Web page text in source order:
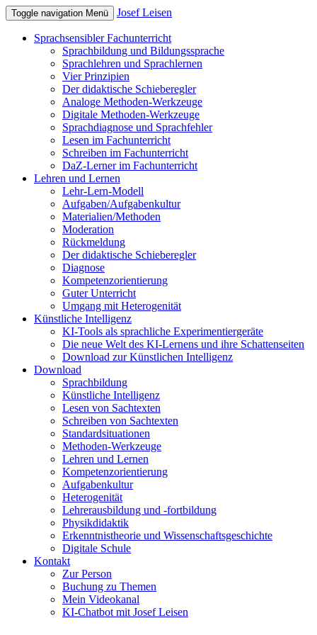
Toggle navigation Menü Josef Leisen
Sprachsensibler Fachunterricht
Sprachbildung und Bildungssprache
Sprachlehren und Sprachlernen
Vier Prinzipien
Der didaktische Schieberegler
Analoge Methoden-Werkzeuge
Digitale Methoden-Werkzeuge
Sprachdiagnose und Sprachfehler
Lesen im Fachunterricht
Schreiben im Fachunterricht
DaZ-Lerner im Fachunterricht
Lehren und Lernen
Lehr-Lern-Modell
Aufgaben/Aufgabenkultur
Materialien/Methoden
Moderation
Rückmeldung
Der didaktische Schieberegler
Diagnose
Kompetenzorientierung
Guter Unterricht
Umgang mit Heterogenität
Künstliche Intelligenz
KI-Tools als sprachliche Experimentiergeräte
Die neue Welt des KI-Lernens und ihre Schattenseiten
Download zur Künstlichen Intelligenz
Download
Sprachbildung
Künstliche Intelligenz
Lesen von Sachtexten
Schreiben von Sachtexten
Standardsituationen
Methoden-Werkzeuge
Lehren und Lernen
Kompetenzorientierung
Aufgabenkultur
Heterogenität
Lehrerausbildung und -fortbildung
Physikdidaktik
Erkenntnistheorie und Wissenschaftsgeschichte
Digitale Schule
Kontakt
Zur Person
Buchung zu Themen
Mein Videokanal
KI-Chatbot mit Josef Leisen